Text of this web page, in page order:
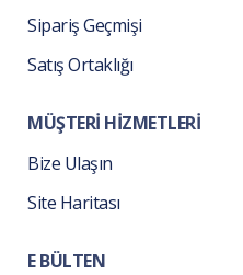
Sipariş Geçmişi
Satış Ortaklığı
MÜŞTERİ HİZMETLERİ
Bize Ulaşın
Site Haritası
E BÜLTEN